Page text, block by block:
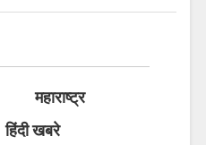
महाराष्ट्र
हिंदी खबरे